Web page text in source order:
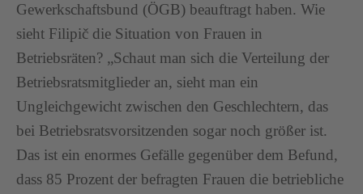
Gewerkschaftsbund (ÖGB) beauftragt haben. Wie
sieht Filipič die Situation von Frauen in
Betriebsräten? „Schaut man sich die Verteilung der
Betriebsratsmitglieder an, sieht man ein
Ungleichgewicht zwischen den Geschlechtern, das
bei Betriebsratsvorsitzenden sogar noch größer ist.
Das ist ein enormes Gefälle gegenüber dem Befund,
dass 85 Prozent der befragten Frauen die betriebliche